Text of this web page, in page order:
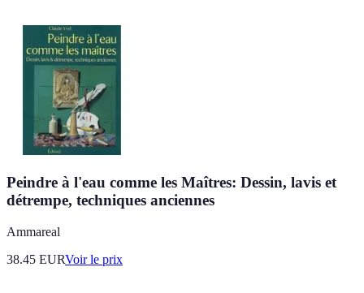
Peindre à l'eau comme les Maîtres: Dessin, lavis et
détrempe, techniques anciennes
Ammareal
38.45 EURVoir le prix